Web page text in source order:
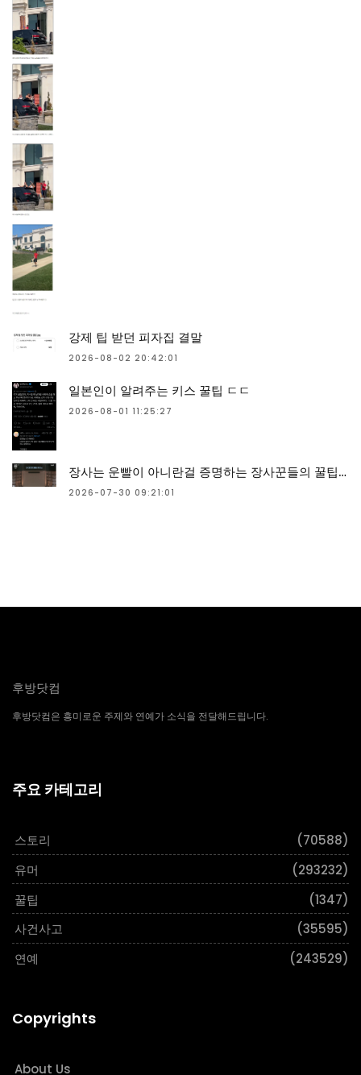
강제 팁 받던 피자집 결말
2026-08-02 20:42:01
일본인이 알려주는 키스 꿀팁 ㄷㄷ
2026-08-01 11:25:27
장사는 운빨이 아니란걸 증명하는 장사꾼들의 꿀팁과 임기응변 수준 ㄷㄷ
2026-07-30 09:21:01
후방닷컴
후방닷컴은 흥미로운 주제와 연예가 소식을 전달해드립니다.
주요 카테고리
스토리
(70588)
유머
(293232)
꿀팁
(1347)
사건사고
(35595)
연예
(243529)
Copyrights
About Us